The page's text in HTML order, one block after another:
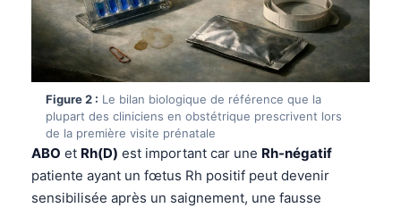
Figure 2 : Le bilan biologique de référence que la
plupart des cliniciens en obstétrique prescrivent lors
de la première visite prénatale
ABO et Rh(D) est important car une Rh-négatif
patiente ayant un fœtus Rh positif peut devenir
sensibilisée après un saignement, une fausse